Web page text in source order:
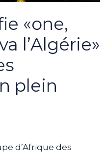
«one,
l’Algérie»
plein
d’Afrique des